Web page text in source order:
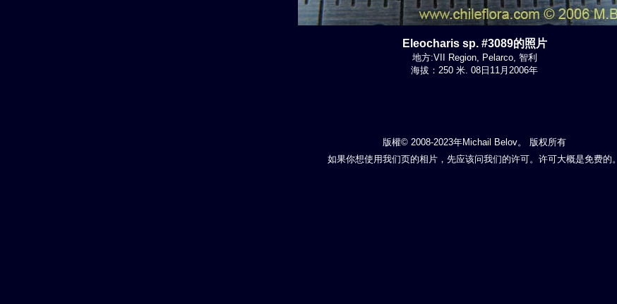
Eleocharis sp. #3089的照片
地方:VII Region, Pelarco, 智利
海拔：250 米. 08日11月2006年
版權© 2008-2023年Michail Belov。 版权所有
如果你想使用我们页的相片，先应该问我们的许可。许可大概是免费的。